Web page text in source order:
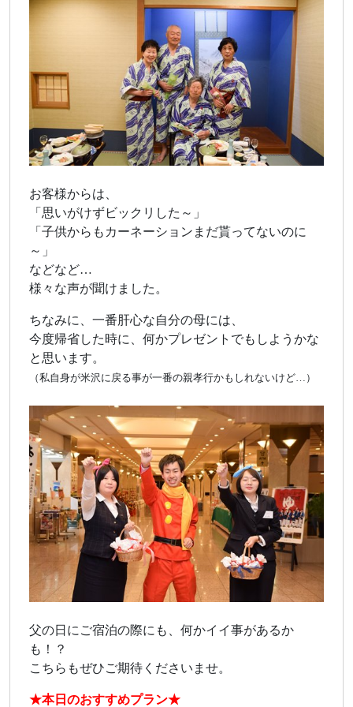
お客様からは、
「思いがけずビックリした～」
「子供からもカーネーションまだ貰ってないのに
～」
などなど…
様々な声が聞けました。
ちなみに、一番肝心な自分の母には、
今度帰省した時に、何かプレゼントでもしようかな
と思います。
（私自身が米沢に戻る事が一番の親孝行かもしれないけど…）
父の日にご宿泊の際にも、何かイイ事があるか
も！？
こちらもぜひご期待くださいませ。
★本日のおすすめプラン★